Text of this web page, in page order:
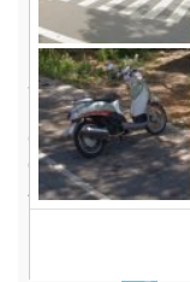
Javier cuenta
programas de
en gestión de
del agua y
Ambiental por la